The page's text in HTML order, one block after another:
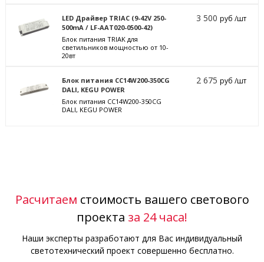
LED Драйвер TRIAC (9-42V 250-
500mA / LF-AAT020-0500-42)
Блок питания TRIAK для
светильников мощностью от 10-
20вт
3 500руб /шт
Блок питания CC14W200-350CG
DALI, KEGU POWER
Блок питания CC14W200-350CG
DALI, KEGU POWER
2 675руб /шт
Расчитаем стоимость вашего светового
проекта за 24 часа!
Наши эксперты разработают для Вас индивидуальный
светотехнический проект совершенно бесплатно.